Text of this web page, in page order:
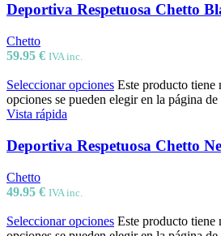
Deportiva Respetuosa Chetto
Chetto
59.95 € IVA inc.
Seleccionar opciones Este producto tiene
opciones se pueden elegir en la página
Vista rápida
Deportiva Respetuosa Chetto
Chetto
49.95 € IVA inc.
Seleccionar opciones Este producto tiene